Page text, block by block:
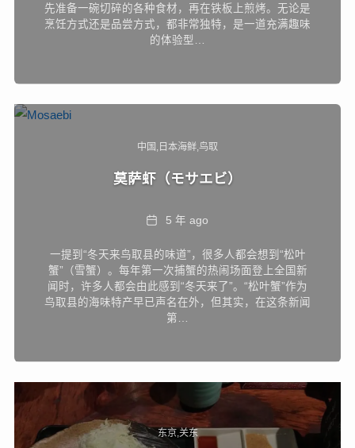
先准备一碗切碎的各种食材，再在铁板上煎烤。无论是
烹饪方式还是品尝方式，都非常独特，是一道充满趣味
的体验型…
中国 日本海鲜 鸟取
莫萨虾（モサエビ）
Date5 年 ago
一提到“冬天来鸟取县的味道”，很多人都会想到“松叶
蟹”（雪蟹）。每年第一次捕蟹的热闹场面登上全国新
闻时，许多人都会由此感到“冬天来了”。“松叶蟹”作为
鸟取县的海味特产早已声名在外，但其实，在这条新闻
第…
东京 关东